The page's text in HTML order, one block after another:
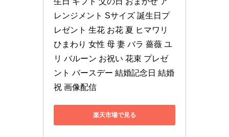
レンジメント Sサイズ 誕生日プ
レゼント 生花 お花 夏 ヒマワリ
ひまわり 女性 母 妻 バラ 薔薇 ユ
リ バルーン お祝い 花束 プレゼ
ント バースデー 結婚記念日 結婚
祝 画像配信
楽天市場で見る